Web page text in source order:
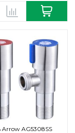
Arrow AG5308SS